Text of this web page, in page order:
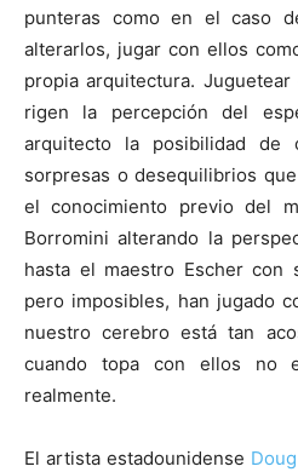
punteras como en el caso
alterarlos, jugar con ellos
propia arquitectura.
rigen la percepción del
arquitecto la posibilidad de
sorpresas o desequilibrios
el conocimiento previo del
Borromini alterando la
hasta el maestro Escher con
pero imposibles, han jugado
nuestro cerebro está tan
cuando topa con ellos no
realmente.
El artista estadounidense